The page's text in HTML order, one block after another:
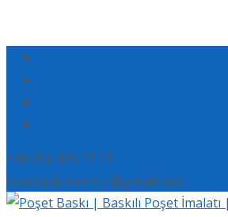
+90 554 165 17 17
eserbaskimerkezi@gmail.com